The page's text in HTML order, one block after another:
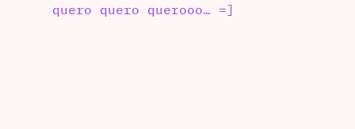
quero quero querooo… =]